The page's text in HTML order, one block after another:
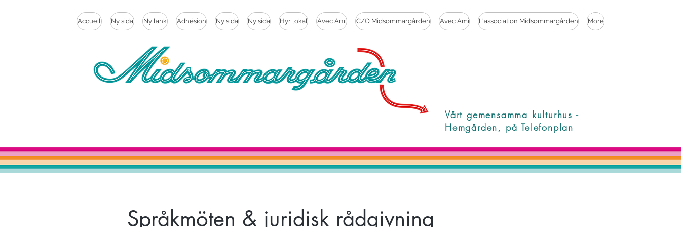
Accueil Ny sida Ny länk Adhésion Ny sida Ny sida Hyr lokal Avec Ami C/O Midsommargården Avec Ami L'association Midsommargården More
Vårt gemensamma kulturhus -
Hemgården, på Telefonplan
Språkmöten & juridisk rådgivning